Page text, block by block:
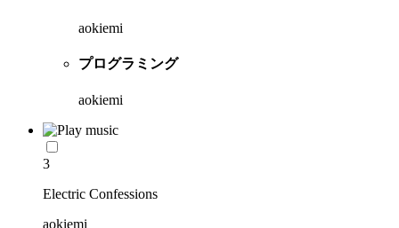
aokiemi
プログラミング
aokiemi
3
Electric Confessions
aokiemi